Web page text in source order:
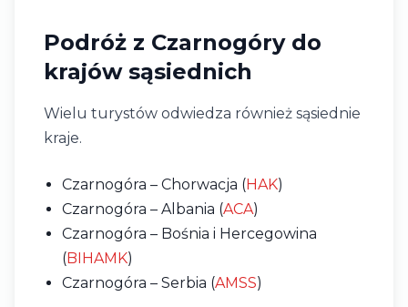
Podróż z Czarnogóry do
krajów sąsiednich
Wielu turystów odwiedza również sąsiednie
kraje.
Czarnogóra – Chorwacja (HAK)
Czarnogóra – Albania (ACA)
Czarnogóra – Bośnia i Hercegowina
(BIHAMK)
Czarnogóra – Serbia (AMSS)